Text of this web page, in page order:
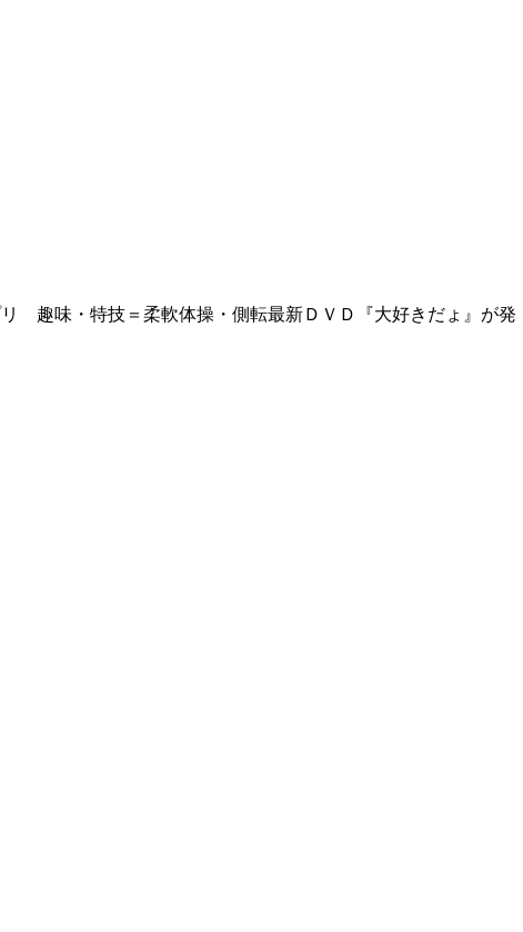
趣味・特技＝柔軟体操・側転最新ＤＶＤ『大好きだょ』が発